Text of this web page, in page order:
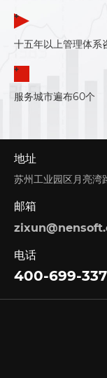
编写《武器装备质量
(GJB9001B-
+
十五年以上管理体系
+
服务城市遍布60个
地址
苏州工业园区月亮湾
邮箱
电话
400-699-